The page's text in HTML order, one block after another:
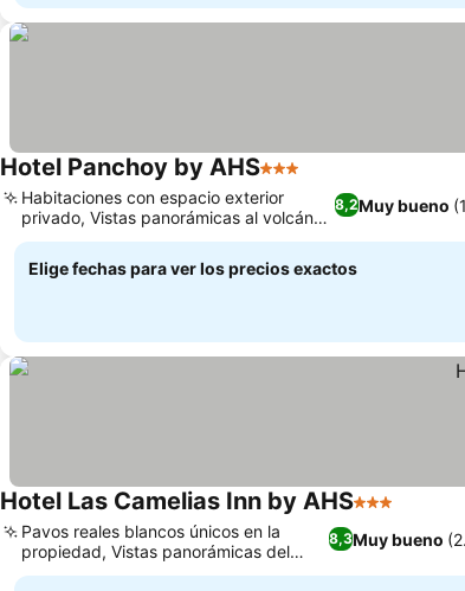
Hotel Panchoy by AHS3 Estrellas
8,2Muy bueno
Habitaciones con espacio exterior
privado, Vistas panorámicas al volcán
desde la azotea
Elige fechas para ver los precios exactos
Hotel Las Camelias Inn by AHS3 Estrellas
8,3Muy bueno
Pavos reales blancos únicos en la
propiedad, Vistas panorámicas del
volcán y la ciudad